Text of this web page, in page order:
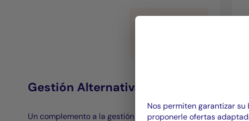
Gestión Alternativa
Un complemento a la gestión tradicional,
Nos permiten garantizar
proponerle ofertas